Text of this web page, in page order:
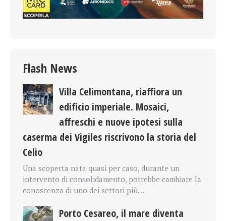
Flash News
Villa Celimontana, riaffiora un
edificio imperiale. Mosaici,
affreschi e nuove ipotesi sulla
caserma dei Vigiles riscrivono la storia del
Celio
Una scoperta nata quasi per caso, durante un
intervento di consolidamento, potrebbe cambiare la
conoscenza di uno dei settori più…
Porto Cesareo, il mare diventa